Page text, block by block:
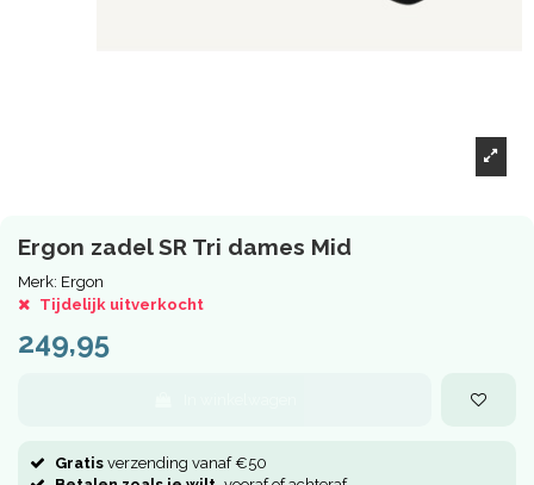
Ergon zadel SR Tri dames Mid
Merk: Ergon
Tijdelijk uitverkocht
249,95
Gratis verzending vanaf €50